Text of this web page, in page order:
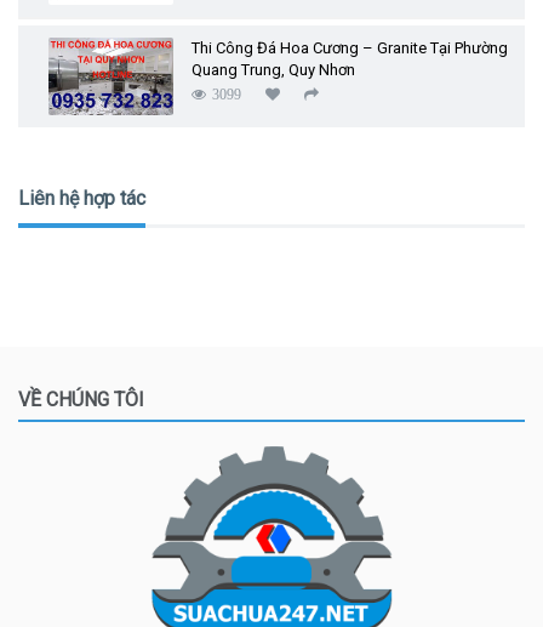
Thi Công Đá Hoa Cương – Granite Tại Phường
Quang Trung, Quy Nhơn
3099
Liên hệ hợp tác
VỀ CHÚNG TÔI